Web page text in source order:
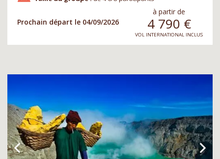
Prochain départ le 04/09/2026
à partir de
4 790 €
VOL INTERNATIONAL INCLUS